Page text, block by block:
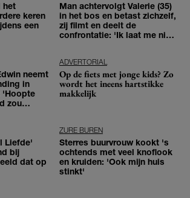
het
keren
een
Man achtervolgt Valerie (35)
in het bos en betast zichzelf,
zij filmt en deelt de
confrontatie: 'Ik laat me niet
neemt
in
'Hoopte
zou
ADVERTORIAL
Op de fiets met jonge kids? Zo
wordt het ineens hartstikke
makkelijk
Liefde'
bij
dat op
ZURE BUREN
Sterres buurvrouw kookt 's
ochtends met veel knoflook
en kruiden: 'Ook mijn huis
stinkt'